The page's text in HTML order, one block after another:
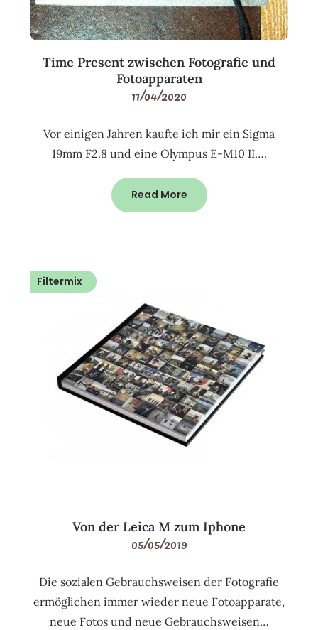
Time Present zwischen Fotografie und
Fotoapparaten
11/04/2020
Vor einigen Jahren kaufte ich mir ein Sigma
19mm F2.8 und eine Olympus E-M10 II….
Read More
Filtermix
Von der Leica M zum Iphone
05/05/2019
Die sozialen Gebrauchsweisen der Fotografie
ermöglichen immer wieder neue Fotoapparate,
neue Fotos und neue Gebrauchsweisen…